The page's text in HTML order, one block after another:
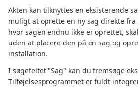
Akten kan tilknyttes en eksisterende
muligt at oprette en ny sag direkte
hvor sagen endnu ikke er oprettet,
uden at placere den på en sag og
installation.
I søgefeltet "Sag" kan du fremsøge
Tilføjelsesprogrammet er fuldt